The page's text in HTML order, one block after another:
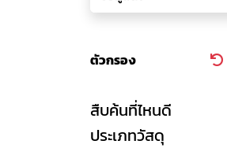
ตัวกรอง
สืบค้นที่ไหนดี
ประเภทวัสดุ